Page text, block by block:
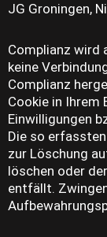
JG Groningen,
Complianz wird
keine
Complianz
Cookie in Ihrem
Einwilligungen
Die so
zur Löschung
löschen oder
entfällt.